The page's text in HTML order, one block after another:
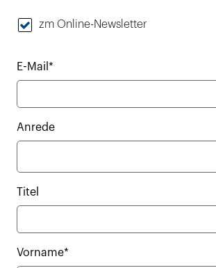
zm Online-Newsletter
E-Mail*
Anrede
Titel
Vorname*